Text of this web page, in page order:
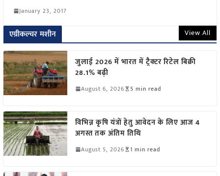
January 23, 2017
एग्रीकल्चर मशीन View All
जुलाई 2026 में भारत में ट्रैक्टर रिटेल बिक्री
28.1% बढ़ी
August 6, 2026 5 min read
विभिन्न कृषि यंत्रों हेतु आवेदन के लिए आज 4
अगस्त तक अंतिम तिथि
August 5, 2026 1 min read